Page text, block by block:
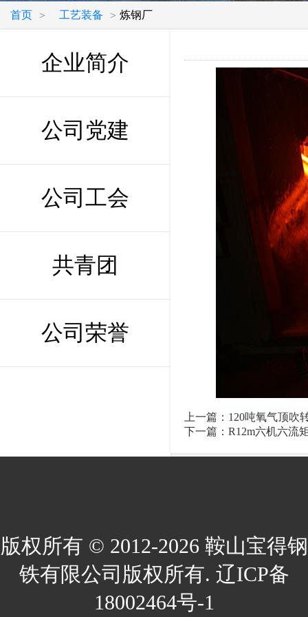
首页 > 工艺装备 > 炼钢厂
企业简介
公司党建
公司工会
共青团
公司荣誉
上一篇： 120吨氧气顶吹
下一篇： R12m六机六流
版权所有 © 2012-2026 鞍山宝得钢
铁有限公司版权所有. 辽ICP备
18002464号-1